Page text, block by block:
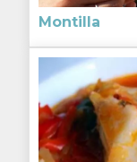
Montilla